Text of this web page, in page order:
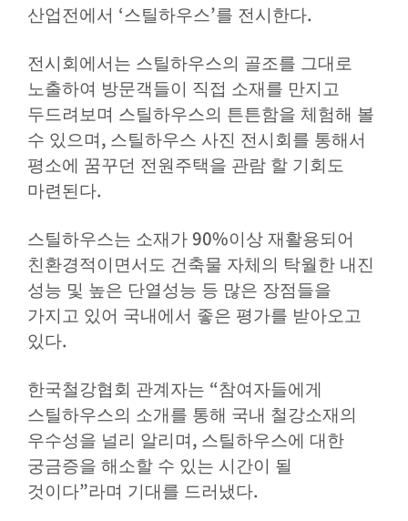
산업전에서 ‘스틸하우스’를 전시한다.
전시회에서는 스틸하우스의 골조를 그대로
노출하여 방문객들이 직접 소재를 만지고
두드려보며 스틸하우스의 튼튼함을 체험해 볼
수 있으며 , 스틸하우스 사진 전시회를 통해서
평소에 꿈꾸던 전원주택을 관람 할 기회도
마련된다.
스틸하우스는 소재가 90%이상 재활용되어
친환경적이면서도 건축물 자체의 탁월한 내진
성능 및 높은 단열성능 등 많은 장점들을
가지고 있어 국내에서 좋은 평가를 받아오고
있다.
한국철강협회 관계자는 “참여자들에게
스틸하우스의 소개를 통해 국내 철강소재의
우수성을 널리 알리며 , 스틸하우스에 대한
궁금증을 해소할 수 있는 시간이 될
것이다”라며 기대를 드러냈다.